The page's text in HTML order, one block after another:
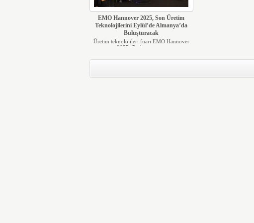
EMO Hannover 2025, Son Üretim
Teknolojilerini Eylül’de Almanya’da
Buluşturacak
Üretim teknolojileri fuarı EMO Hannover
2025, Türk üretim ...